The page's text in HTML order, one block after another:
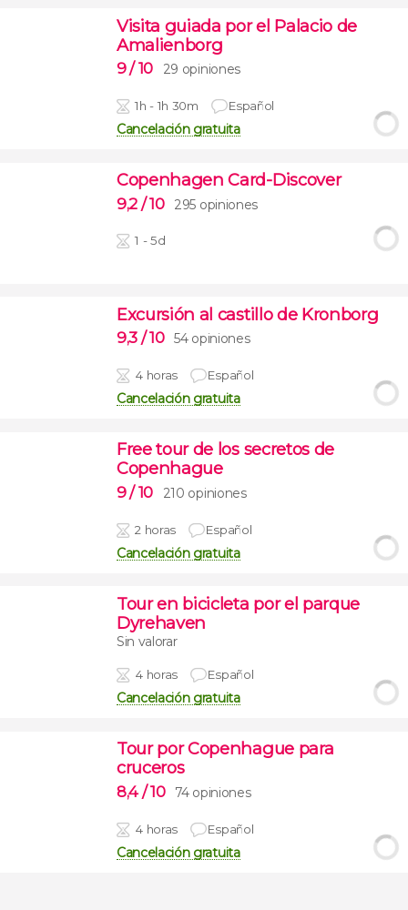
Visita guiada por el Palacio de
Amalienborg
9/ 10 29 opiniones
1h - 1h 30m Español
Cancelación gratuita
Copenhagen Card-Discover
9,2 / 10 295 opiniones
1 - 5d
Excursión al castillo de Kronborg
9,3 / 10 54 opiniones
4 horas Español
Cancelación gratuita
Free tour de los secretos de
Copenhague
9/ 10 210 opiniones
2 horas Español
Cancelación gratuita
Tour en bicicleta por el parque
Dyrehaven
Sin valorar
4 horas Español
Cancelación gratuita
Tour por Copenhague para
cruceros
8,4 / 10 74 opiniones
4 horas Español
Cancelación gratuita